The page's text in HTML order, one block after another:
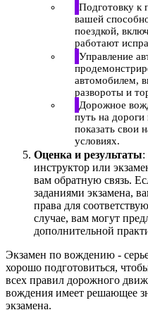
Подготовку к
вашей
поездкой,
работают
Управление
автомобилем,
развороты и
Дорожное
путь на дороги
показать свои
условиях.
Оценка и результаты:
инструктор или
вам обратную связь.
заданиями экзамена,
права для
случае, вам могут
дополнительной
Экзамен по вождению -
хорошо подготовиться,
всех правил дорожного
вождения имеет решающее
экзамена.